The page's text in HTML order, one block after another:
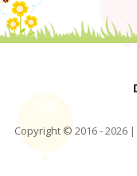
Copyright © 2016 -